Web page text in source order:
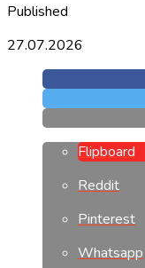
Published
27.07.2026
Flipboard
Reddit
Pinterest
Whatsapp